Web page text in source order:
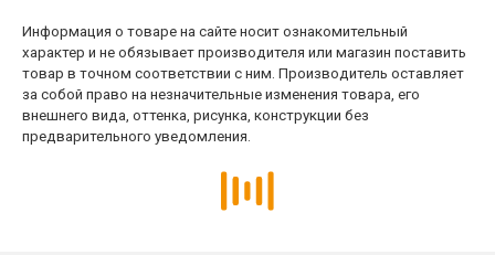
Информация о товаре на сайте носит ознакомительный
характер и не обязывает производителя или магазин поставить
товар в точном соответствии с ним. Производитель оставляет
за собой право на незначительные изменения товара, его
внешнего вида, оттенка, рисунка, конструкции без
предварительного уведомления.